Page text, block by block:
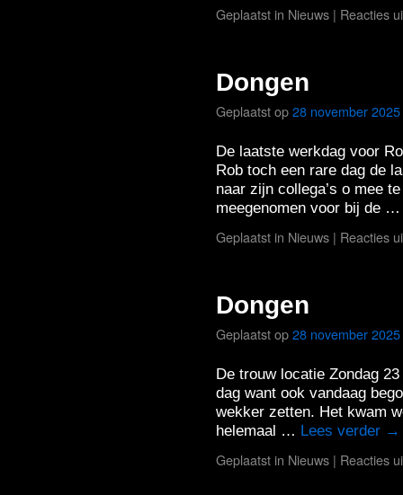
Geplaatst in Nieuws | Reacties
Dongen
Geplaatst op28 november 2025
De laatste werkdag voor
Rob toch een rare dag de
naar zijn collega’s o mee
meegenomen voor bij de
Geplaatst in Nieuws | Reacties
Dongen
Geplaatst op28 november 2025
De trouw locatie Zondag
dag want ook vandaag
wekker zetten. Het kwam
helemaal … Lees verder →
Geplaatst in Nieuws | Reacties